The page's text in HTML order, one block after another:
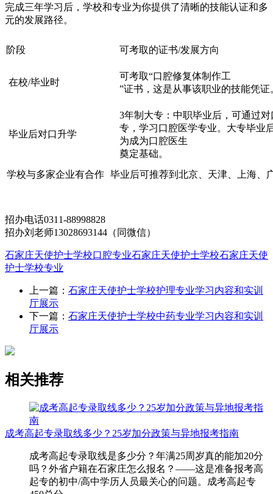
完成三年学习后，学校和专业为你提供了清晰的技能认证和多
元的发展路径。
阶段 可考取的证书/发展方向
在校/毕业时
可考取“口腔修复体制作工
”证书，这是从事该职业的技能凭证
毕业后对口升学
3年制大专：中职毕业后，可通过
专，学习口腔医学专业。大专毕业
为成为口腔医生
奠定基础。
学校与多家企业有合作 毕业后可推荐到北京、天津、上海、
招办电话0311-88998828
招办刘老师13028693144（同微信）
石家庄天使护士学校口腔专业石家庄天使护士学校石家庄天使
护士学校专业
上一篇： 石家庄天使护士学校护理专业学习内容和实训
厅展示
下一篇： 石家庄天使护士学校中药专业学习内容和实训
厅展示
相关推荐
成考高起专录取线多少？25岁加分政策与异地报考指南
成考高起专录取线是多少分？年满25周岁真的能加20分
吗？外省户籍在石家庄怎么报名？——这是准备报考高
起专的初中/高中学历人员最关心的问题。成考高起专